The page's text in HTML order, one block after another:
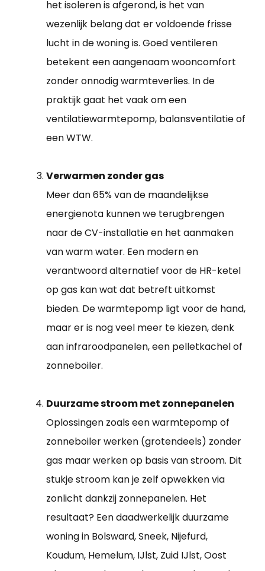
het isoleren is afgerond, is het van
wezenlijk belang dat er voldoende frisse
lucht in de woning is. Goed ventileren
betekent een aangenaam wooncomfort
zonder onnodig warmteverlies. In de
praktijk gaat het vaak om een
ventilatiewarmtepomp, balansventilatie of
een WTW.
Verwarmen zonder gas
Meer dan 65% van de maandelijkse
energienota kunnen we terugbrengen
naar de CV-installatie en het aanmaken
van warm water. Een modern en
verantwoord alternatief voor de HR-ketel
op gas kan wat dat betreft uitkomst
bieden. De warmtepomp ligt voor de hand,
maar er is nog veel meer te kiezen, denk
aan infraroodpanelen, een pelletkachel of
zonneboiler.
Duurzame stroom met zonnepanelen
Oplossingen zoals een warmtepomp of
zonneboiler werken (grotendeels) zonder
gas maar werken op basis van stroom. Dit
stukje stroom kan je zelf opwekken via
zonlicht dankzij zonnepanelen. Het
resultaat? Een daadwerkelijk duurzame
woning in Bolsward, Sneek, Nijefurd,
Koudum, Hemelum, IJlst, Zuid IJlst, Oost